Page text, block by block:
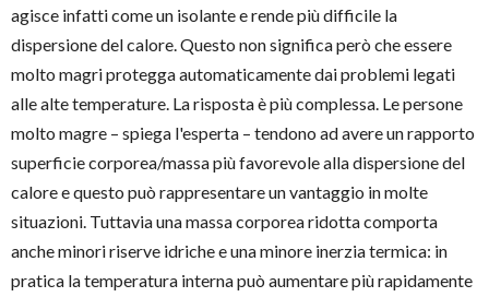
agisce infatti come un isolante e rende più difficile la
dispersione del calore. Questo non significa però che essere
molto magri protegga automaticamente dai problemi legati
alle alte temperature. La risposta è più complessa. Le persone
molto magre – spiega l'esperta – tendono ad avere un rapporto
superficie corporea/massa più favorevole alla dispersione del
calore e questo può rappresentare un vantaggio in molte
situazioni. Tuttavia una massa corporea ridotta comporta
anche minori riserve idriche e una minore inerzia termica: in
pratica la temperatura interna può aumentare più rapidamente